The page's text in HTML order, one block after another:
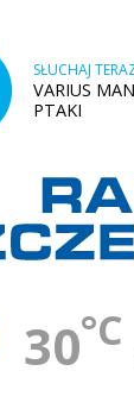
SŁUCHAJ
VARIUS
PTAKI
30°C